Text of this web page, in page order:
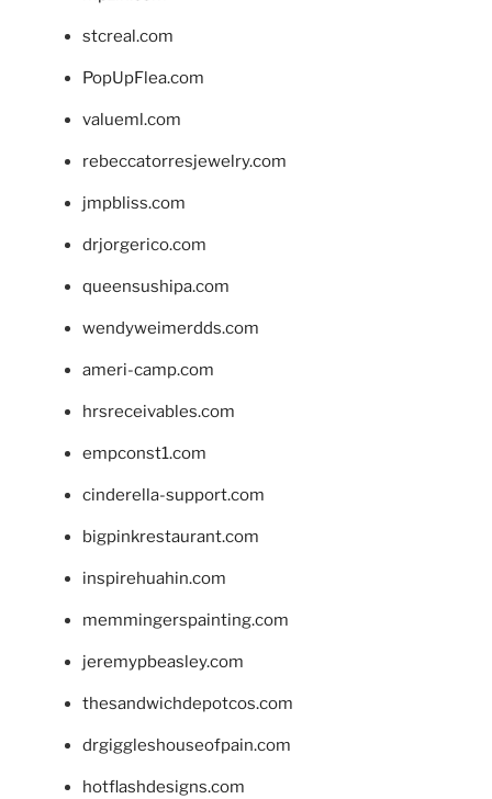
stcreal.com
PopUpFlea.com
valueml.com
rebeccatorresjewelry.com
jmpbliss.com
drjorgerico.com
queensushipa.com
wendyweimerdds.com
ameri-camp.com
hrsreceivables.com
empconst1.com
cinderella-support.com
bigpinkrestaurant.com
inspirehuahin.com
memmingerspainting.com
jeremypbeasley.com
thesandwichdepotcos.com
drgiggleshouseofpain.com
hotflashdesigns.com